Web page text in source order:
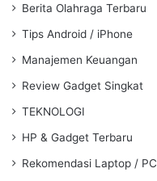
Berita Olahraga Terbaru
Tips Android / iPhone
Manajemen Keuangan
Review Gadget Singkat
TEKNOLOGI
HP & Gadget Terbaru
Rekomendasi Laptop / PC